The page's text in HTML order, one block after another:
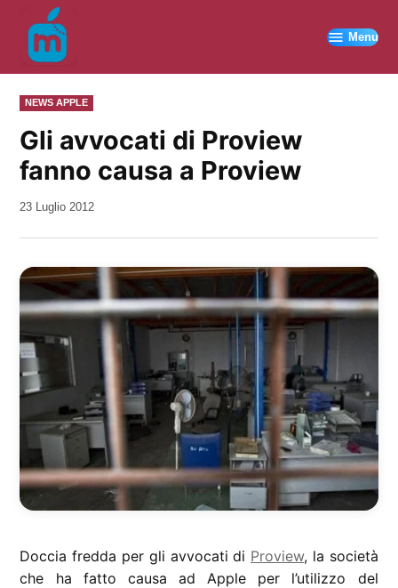
contenuto
Menu
PUBBLICATO
IN
NEWS APPLE
Gli avvocati di Proview
fanno causa a Proview
da
23 Luglio 2012
Doccia fredda per gli avvocati di Proview, la società
che ha fatto causa ad Apple per l’utilizzo del